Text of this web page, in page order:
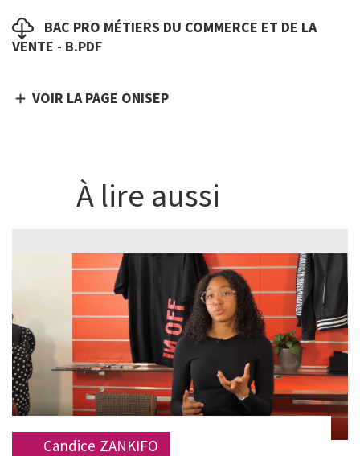
BAC PRO MÉTIERS DU COMMERCE ET DE LA
VENTE - B.PDF
LienVOIR LA PAGE ONISEP
À lire aussi
Image
Candice ZANKIFO